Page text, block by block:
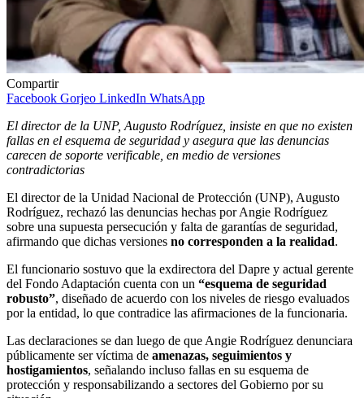
Compartir
Facebook Gorjeo LinkedIn WhatsApp
El director de la UNP, Augusto Rodríguez, insiste en que no existen
fallas en el esquema de seguridad y asegura que las denuncias
carecen de soporte verificable, en medio de versiones
contradictorias
El director de la Unidad Nacional de Protección (UNP), Augusto
Rodríguez, rechazó las denuncias hechas por Angie Rodríguez
sobre una supuesta persecución y falta de garantías de seguridad,
afirmando que dichas versiones no corresponden a la realidad.
El funcionario sostuvo que la exdirectora del Dapre y actual gerente
del Fondo Adaptación cuenta con un “esquema de seguridad
robusto”, diseñado de acuerdo con los niveles de riesgo evaluados
por la entidad, lo que contradice las afirmaciones de la funcionaria.
Las declaraciones se dan luego de que Angie Rodríguez denunciara
públicamente ser víctima de amenazas, seguimientos y
hostigamientos, señalando incluso fallas en su esquema de
protección y responsabilizando a sectores del Gobierno por su